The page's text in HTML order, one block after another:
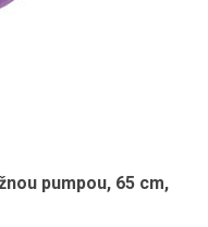
pumpou, 65 cm,